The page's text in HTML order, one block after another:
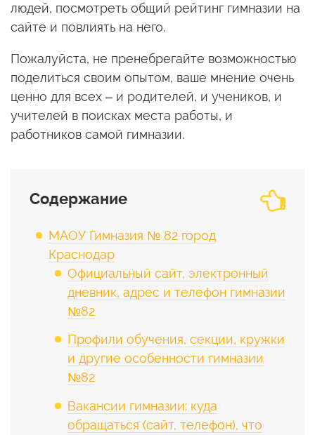
людей, посмотреть общий рейтинг гимназии на
сайте и повлиять на него.
Пожалуйста, не пренебрегайте возможностью
поделиться своим опытом, ваше мнение очень
ценно для всех – и родителей, и учеников, и
учителей в поисках места работы, и
работников самой гимназии.
Содержание
МАОУ Гимназия № 82 город
Краснодар
Официальный сайт, электронный
дневник, адрес и телефон гимназии
№82
Профили обучения, секции, кружки
и другие особенности гимназии
№82
Вакансии гимназии: куда
обращаться (сайт, телефон), что